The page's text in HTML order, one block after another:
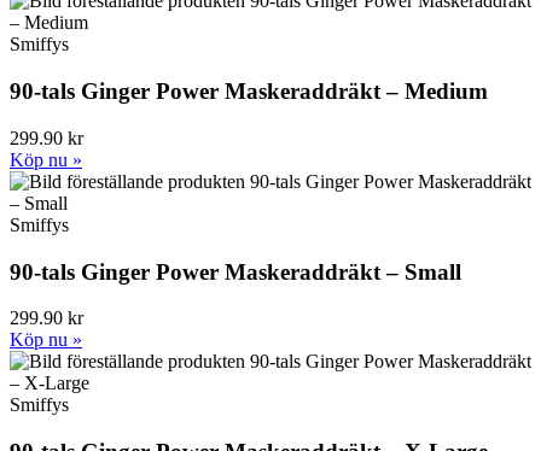
Smiffys
90-tals Ginger Power Maskeraddräkt – Medium
299.90 kr
Köp nu »
Smiffys
90-tals Ginger Power Maskeraddräkt – Small
299.90 kr
Köp nu »
Smiffys